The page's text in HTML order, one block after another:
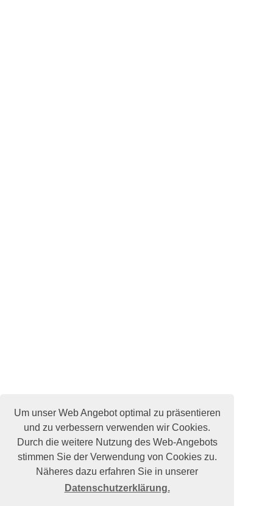
Um unser Web Angebot optimal zu präsentieren
und zu verbessern verwenden wir Cookies.
Durch die weitere Nutzung des Web-Angebots
stimmen Sie der Verwendung von Cookies zu.
Näheres dazu erfahren Sie in unserer
Datenschutzerklärung.